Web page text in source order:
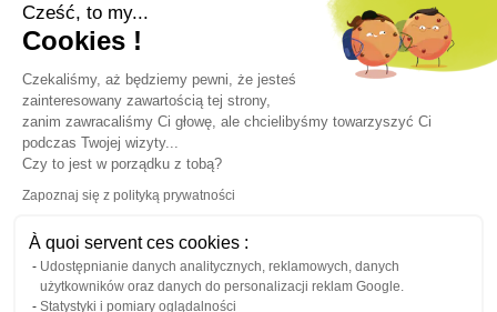
Obserwuj nas
Informacje prawnePolityka prywatności
Język PL ↓
Cześć, to my...
Cookies !
Czekaliśmy, aż będziemy pewni, że jesteś
zainteresowany zawartością tej strony,
zanim zawracaliśmy Ci głowę, ale chcielibyśmy towarzyszyć Ci
podczas Twojej wizyty...
Czy to jest w porządku z tobą?
Zapoznaj się z polityką prywatności
À quoi servent ces cookies :
Udostępnianie danych analitycznych, reklamowych, danych
użytkowników oraz danych do personalizacji reklam Google.
Statystyki i pomiary oglądalności